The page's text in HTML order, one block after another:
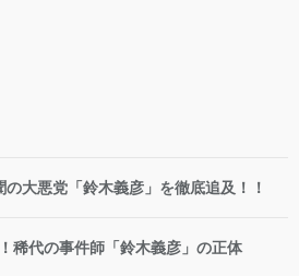
大悪党「鈴木義彦」を徹底追及！！
稀代の事件師「鈴木義彦」の正体